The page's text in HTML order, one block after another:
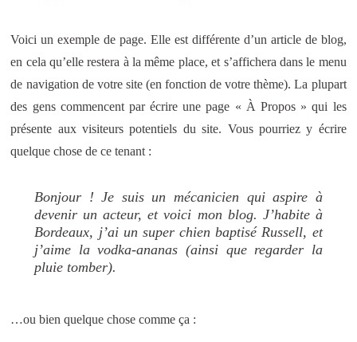
Voici un exemple de page. Elle est différente d’un article de blog,
en cela qu’elle restera à la même place, et s’affichera dans le menu
de navigation de votre site (en fonction de votre thème). La plupart
des gens commencent par écrire une page « À Propos » qui les
présente aux visiteurs potentiels du site. Vous pourriez y écrire
quelque chose de ce tenant :
Bonjour ! Je suis un mécanicien qui aspire à
devenir un acteur, et voici mon blog. J’habite à
Bordeaux, j’ai un super chien baptisé Russell, et
j’aime la vodka-ananas (ainsi que regarder la
pluie tomber).
…ou bien quelque chose comme ça :